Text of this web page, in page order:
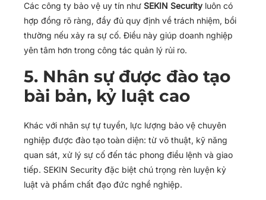
Các công ty bảo vệ uy tín như SEKIN Security luôn có
hợp đồng rõ ràng, đầy đủ quy định về trách nhiệm, bồi
thường nếu xảy ra sự cố. Điều này giúp doanh nghiệp
yên tâm hơn trong công tác quản lý rủi ro.
5. Nhân sự được đào tạo
bài bản, kỷ luật cao
Khác với nhân sự tự tuyển, lực lượng bảo vệ chuyên
nghiệp được đào tạo toàn diện: từ võ thuật, kỹ năng
quan sát, xử lý sự cố đến tác phong điều lệnh và giao
tiếp. SEKIN Security đặc biệt chú trọng rèn luyện kỷ
luật và phẩm chất đạo đức nghề nghiệp.